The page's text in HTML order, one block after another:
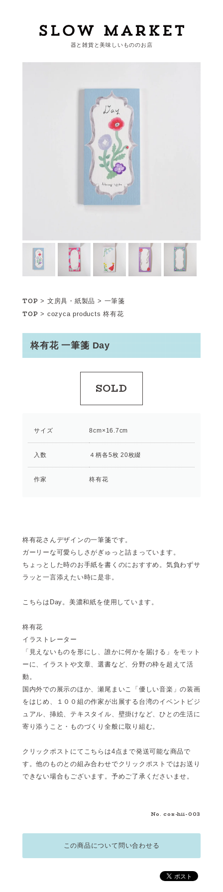
カートを見る
作家・ブランドから探す
配送について
器と雑貨と美味しいもののお店
TOP > 文房具・紙製品 > 一筆箋
TOP > cozyca products 柊有花
柊有花 一筆箋 Day
SOLD
サイズ 8cm×16.7cm
入数 ４柄各5枚 20枚綴
作家 柊有花
柊有花さんデザインの一筆箋です。
ガーリーな可愛らしさがぎゅっと詰まっています。
ちょっとした時のお手紙を書くのにおすすめ。気負わずサ
ラッと一言添えたい時に是非。
こちらはDay。美濃和紙を使用しています。
柊有花
イラストレーター
「見えないものを形にし、誰かに何かを届ける」をモット
ーに、イラストや文章、選書など、分野の枠を超えて活
動。
国内外での展示のほか、瀬尾まいこ「優しい音楽」の装画
をはじめ、１００組の作家が出展する台湾のイベントビジ
ュアル、挿絵、テキスタイル、壁掛けなど、ひとの生活に
寄り添うこと・ものづくり全般に取り組む。
クリックポストにてこちらは4点まで発送可能な商品で
す。他のものとの組み合わせでクリックポストではお送り
できない場合もございます。予めご了承くださいませ。
No. coz-hii-003
この商品について問い合わせる